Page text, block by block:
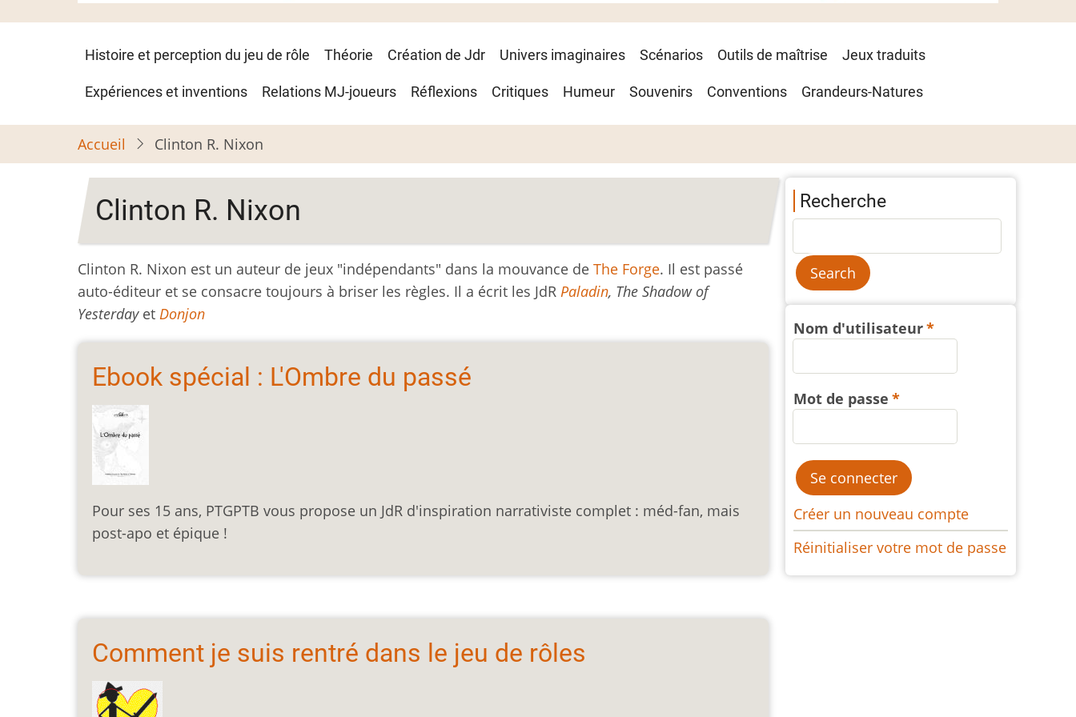
Navigation
principale
Histoire et perception du jeu de rôle Théorie Création de Jdr Univers imaginaires Scénarios Outils de maîtrise Jeux traduits
Expériences et inventions Relations MJ-joueurs Réflexions Critiques Humeur Souvenirs Conventions Grandeurs-Natures
Accueil Clinton R. Nixon
Clinton R. Nixon
Clinton R. Nixon est un auteur de jeux "indépendants" dans la mouvance de The Forge. Il est passé
auto-éditeur et se consacre toujours à briser les règles. Il a écrit les JdR Paladin, The Shadow of
Yesterdayet Donjon
Ebook spécial : L'Ombre du passé
Pour ses 15 ans, PTGPTB vous propose un JdR d'inspiration narrativiste complet : méd-fan, mais
post-apo et épique !
Comment je suis rentré dans le jeu de rôles
Recherche
Nom d'utilisateur
Mot de passe
Créer un nouveau compte
Réinitialiser votre mot de passe